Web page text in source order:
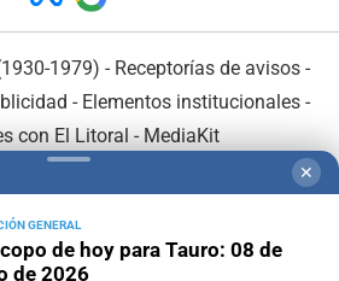
1979) - Receptorías de avisos -
- Elementos institucionales-
con El Litoral - MediaKit
✕
GENERAL
de hoy para Tauro: 08 de
de 2026